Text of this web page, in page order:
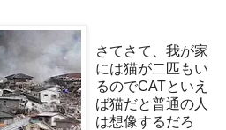
さてさて、我が家
には猫が二匹もい
るのでCATといえ
ば猫だと普通の人
は想像するだろ